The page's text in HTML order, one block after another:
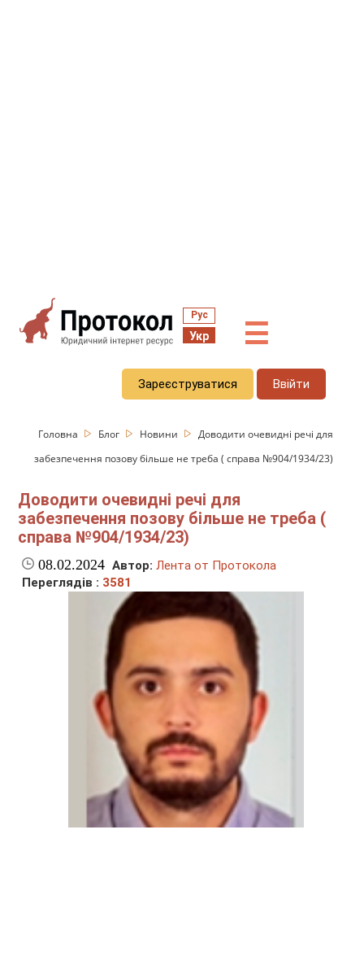
Рус
Укр ☰
Зареєструватися Ввійти
Головна Блог Новини
Доводити очевидні речі для
забезпечення позову більше не треба ( справа №904/1934/23)
Доводити очевидні речі для
забезпечення позову більше не треба (
справа №904/1934/23)
08.02.2024 Автор: Лента от Протокола
Переглядів : 3581